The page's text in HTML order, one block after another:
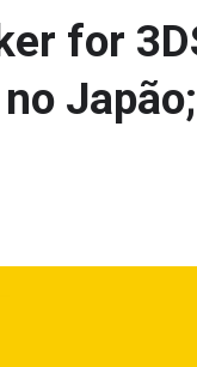
for